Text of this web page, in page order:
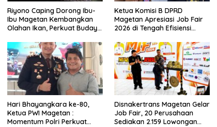
Riyono Caping Dorong Ibu-
Ibu Magetan Kembangkan
Olahan Ikan, Perkuat Budaya
Ketua Komisi B DPRD
Magetan Apresiasi Job Fair
2026 di Tengah Efisiensi
Hari Bhayangkara ke-80,
Ketua PWI Magetan :
Momentum Polri Perkuat
Disnakertrans Magetan Gelar
Job Fair, 20 Perusahaan
Sediakan 2.159 Lowongan